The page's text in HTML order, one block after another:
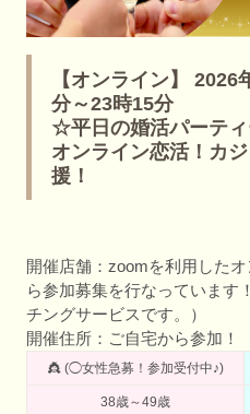
【オンライン】
分～23時15分
☆平日の婚活パーテ
オンライン恋活！カ
援！
開催店舗：zoomを利用した
ら参加募集を行なっています
チングサービスです。）
開催住所：ご自宅から参加！
👸 (◯女性急募！参加受付中♪)
38歳～49歳